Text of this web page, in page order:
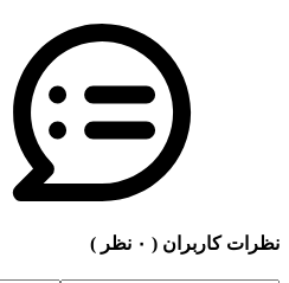
نظرات کاربران ( ۰ نظر )